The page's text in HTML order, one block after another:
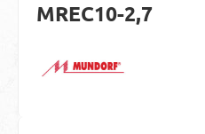
MREC10-2,7